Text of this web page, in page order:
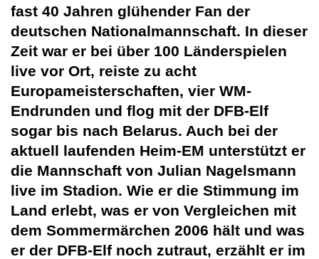
fast 40 Jahren glühender Fan der
deutschen Nationalmannschaft. In dieser
Zeit war er bei über 100 Länderspielen
live vor Ort, reiste zu acht
Europameisterschaften, vier WM-
Endrunden und flog mit der DFB-Elf
sogar bis nach Belarus. Auch bei der
aktuell laufenden Heim-EM unterstützt er
die Mannschaft von Julian Nagelsmann
live im Stadion. Wie er die Stimmung im
Land erlebt, was er von Vergleichen mit
dem Sommermärchen 2006 hält und was
er der DFB-Elf noch zutraut, erzählt er im